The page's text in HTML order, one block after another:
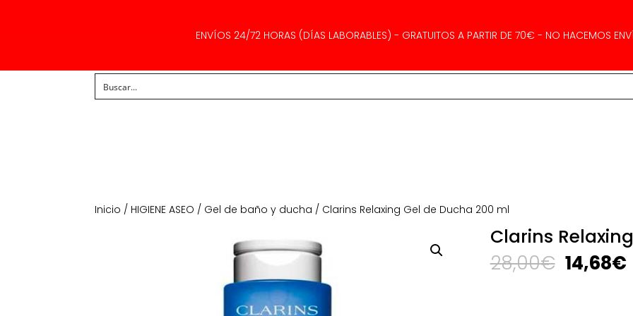
ENVÍOS 24/72 HORAS (DÍAS LABORABLES) - GRATUITOS A PARTIR DE 70€ - NO HACEMOS
Inicio / HIGIENE ASEO / Gel de baño y ducha / Clarins Relaxing Gel de Ducha 200 ml
Clarins
28,00€ El
precio
14,68€El